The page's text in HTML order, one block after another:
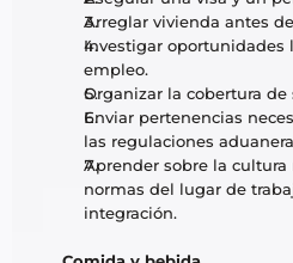
Arreglar vivienda antes
Investigar oportunidades
empleo.
Organizar la cobertura de
Enviar pertenencias
las regulaciones
Aprender sobre la cultura
normas del lugar de
integración.